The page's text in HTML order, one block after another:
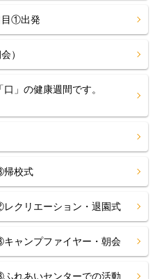
目①出発
）
口」の健康週間です。
帰校式
クリエーション・退園式
ャンプファイヤー・朝会
れあいセンターでの活動